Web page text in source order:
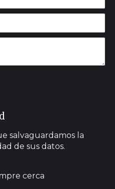
salvaguardamos la
de sus datos.
cerca